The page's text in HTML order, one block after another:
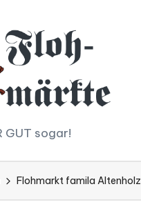
GUT sogar!
Flohmarkt famila Altenholz